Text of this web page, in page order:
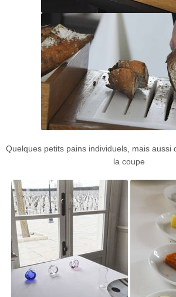
Quelques petits pains individuels, mais aussi
la coupe